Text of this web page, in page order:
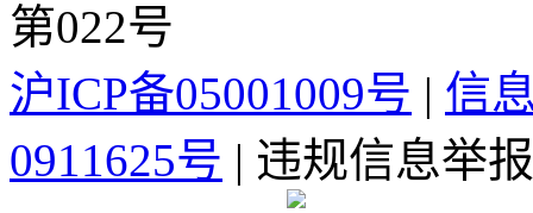
第022号
沪ICP备05001009号 | 信
0911625号 | 违规信息举